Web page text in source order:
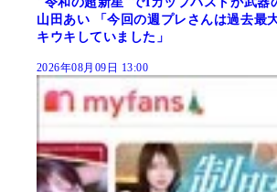
山田あい 「今回の週プレさんは過去最
キウキしていました」
2026年08月09日 13:00